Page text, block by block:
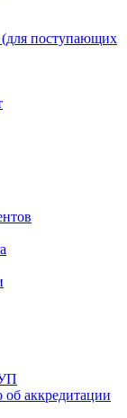
поступающих
об аккредитации